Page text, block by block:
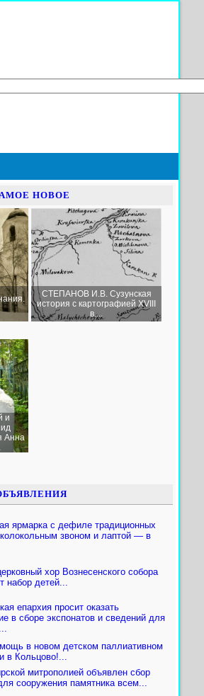
НОВОЕ
СТЕПАНОВ И.В. Сузунская
история с картографией XVIII
в....
и
Анна
ярмарка с дефиле традиционных
звоном и лаптой — в
хор Вознесенского собора
набор детей...
епархия просит оказать
в сборе экспонатов и сведений для
в новом детском паллиативном
в Кольцово!...
митрополией объявлен сбор
сооружения памятника всем...